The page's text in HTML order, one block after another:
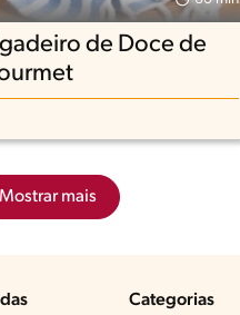
de Doce de
Mostrar mais
Categorias